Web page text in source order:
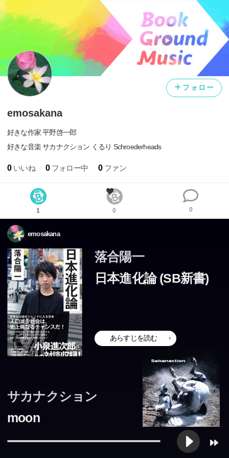
フォロー
emosakana
好きな作家 平野啓一郎
好きな音楽 サカナクション くるり Schroederheads
0 いいね 0 フォロー中 0 ファン
1 0 0
emosakana
落合陽一
日本進化論 (SB新書)
あらすじを読む
注目の2人による今後日本に必要な発想とは？ みなさん
は、「平成」と聞いて、何を思い浮かべるでしょうか。
「バブル崩壊」「失われた20年」「二流国への転落」
……。 決してポジティブとはいえないイメージを抱いて
いる方も少なくないでしょう。 その認識は、本当に正し
いのでしょうか。 たしかに、平成の間に失われたもの
や、反省すべき点はたくさんあります。 しかし、そこに
囚われるあまり、現在の日本が抱えている問題の本質や、
その解決の糸口が意外なところに潜んでいることに、多く
の人は気付いていないのではないでしょうか。 たとえば
最近、「ベーシックインカム」についての議論をよく目に
します。 「そんな財源はない」「あくまでも理想論であ
って、夢物語だ」といった反論をする人もいます。 しか
し実は、現在の日本の一部の地域では、「ベーシックイン
カム」と同様の状況が、既に生まれているのです。 平成
の次の時代を、我々はどう生きていくべきなのか。 今の
日本が抱えている課題と、この先の未来に向けての解決策
を、 その分野のプロフェッショナルの方の力も借りなが
サカナクション
moon